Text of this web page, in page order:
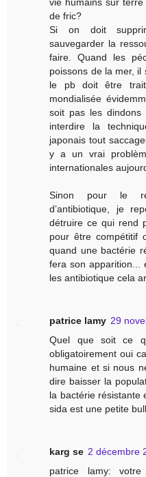
de fric?
Si on doit
sauvegarder la
faire. Quand les
poissons de la mer, il
le pb doit être
mondialisée
soit pas les
interdire la
japonais tout
y a un vrai
internationales
Sinon pour le
d’antibiotique, je
détruire ce qui rend
pour être compétitif
quand une bactérie
fera son apparition...
les antibiotique cela
patrice lamy 29
Quel que soit ce
obligatoirement oui
humaine et si nous
dire baisser la
la bactérie résistante
sida est une petite
karg se 2 décembre
patrice lamy: